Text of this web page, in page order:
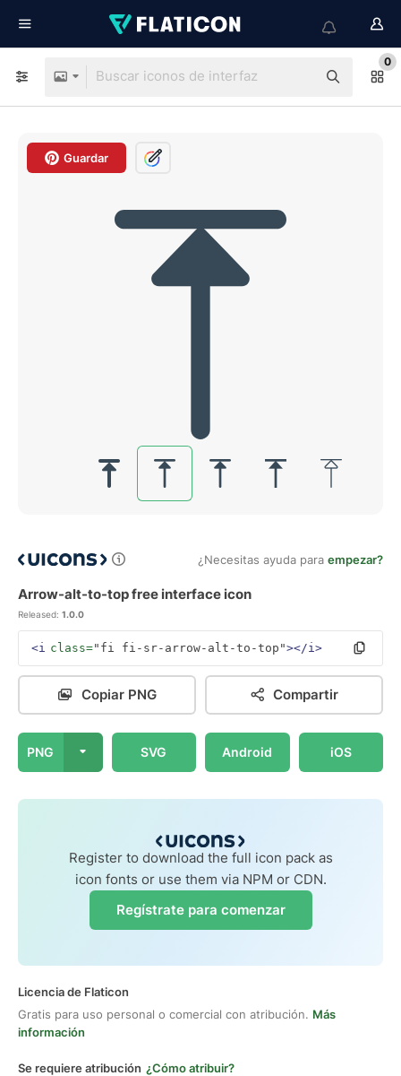
0
Guardar
¿Necesitas ayuda para empezar?
Arrow-alt-to-top free interface icon
Released: 1.0.0
<i class="fi fi-sr-arrow-alt-to-top"></i>
Copiar PNG Compartir
PNG SVG Android iOS
Register to download the full icon pack as
icon fonts or use them via NPM or CDN.
Regístrate para comenzar
Licencia de Flaticon
Gratis para uso personal o comercial con atribución. Más
información
Se requiere atribución ¿Cómo atribuir?